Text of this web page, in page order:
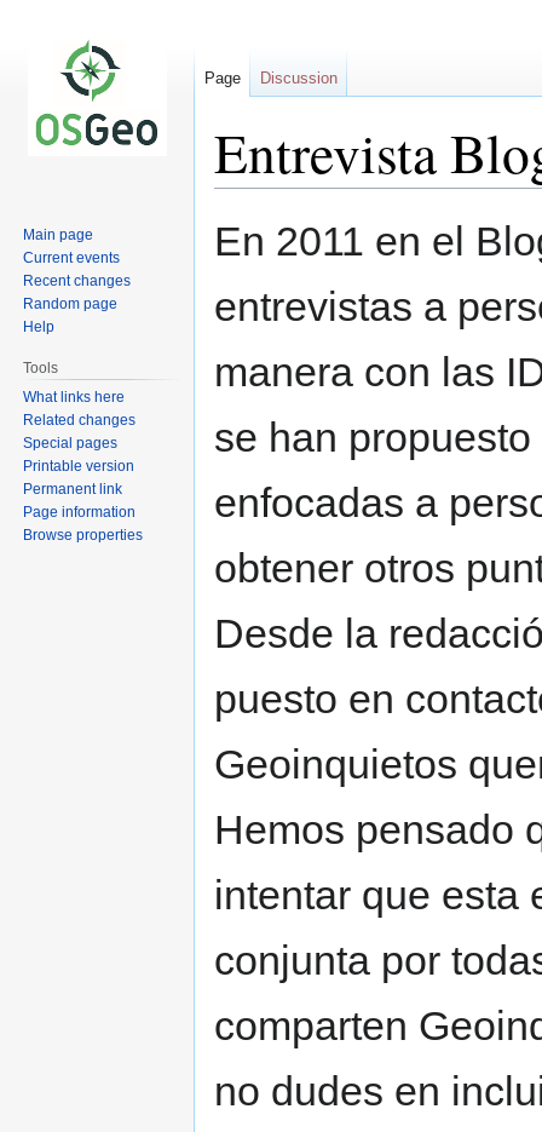
Entrevista
to
to
En 2011 en el
entrevistas a
manera con las
se han
enfocadas a
obtener otros
Desde la
puesto en
Geoinquietos
Hemos pensado
intentar que esta
conjunta por
comparten
no dudes en
Page Discussion
Main page
Current events
Recent changes
Random page
Help
Tools
What links here
Related changes
Special pages
Printable version
Permanent link
Page information
Browse properties